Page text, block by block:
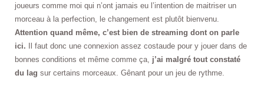
joueurs comme moi qui n’ont jamais eu l’intention de maitriser un
morceau à la perfection, le changement est plutôt bienvenu.
Attention quand même, c’est bien de streaming dont on parle
ici. Il faut donc une connexion assez costaude pour y jouer dans de
bonnes conditions et même comme ça, j’ai malgré tout constaté
du lag sur certains morceaux. Gênant pour un jeu de rythme.